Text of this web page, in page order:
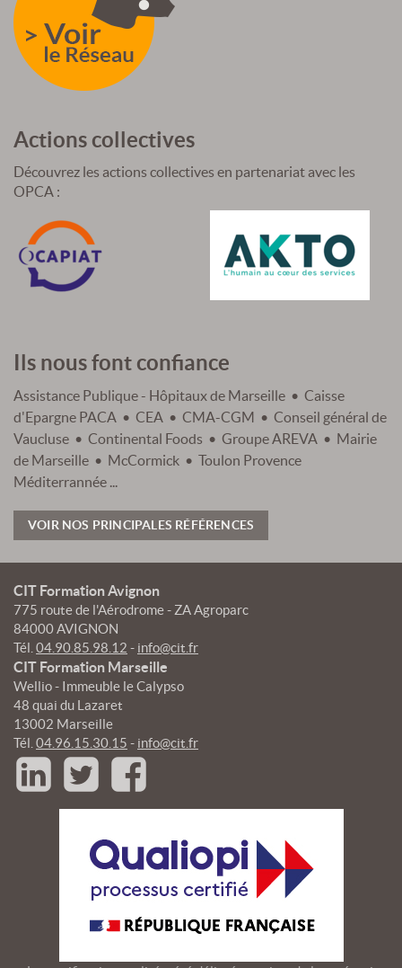
Actions collectives
Découvrez les actions collectives en partenariat avec les
OPCA :
Ils nous font confiance
Assistance Publique - Hôpitaux de Marseille • Caisse
d'Epargne PACA • CEA • CMA-CGM • Conseil général de
Vaucluse • Continental Foods • Groupe AREVA • Mairie
de Marseille • McCormick • Toulon Provence
Méditerrannée ...
VOIR NOS PRINCIPALES RÉFÉRENCES
CIT Formation Avignon
775 route de l'Aérodrome - ZA Agroparc
84000 AVIGNON
Tél. 04.90.85.98.12 - info@cit.fr
CIT Formation Marseille
Wellio - Immeuble le Calypso
48 quai du Lazaret
13002 Marseille
Tél. 04.96.15.30.15 - info@cit.fr